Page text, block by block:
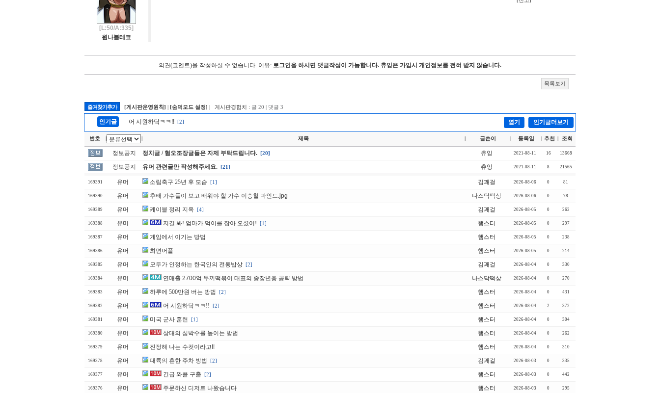
[L:50/A:335]
원나블테코
의견(코멘트)을 작성하실 수 없습니다. 이유: 로그인을 하시면 댓글작성이 가능합니다. 츄잉은 가입시 개인정보를 전혀 받지 않습니다.
목록보기
즐겨찾기추가 [게시판운영원칙] | [숨덕모드 설정] | 게시판경험치 : 글 20 | 댓글 3
인기글 어 시원하닼ㅋㅋ!! [2] 열기 인기글더보기
번호 제목 글쓴이 등록일 추천 조회
정보공지 정치글 / 혐오조장글들은 자제 부탁드립니다. [20] 츄잉 2021-08-11 16 13668
정보공지 유머 관련글만 작성해주세요. [21] 츄잉 2021-08-11 8 21565
169391 유머 소림축구 25년 후 모습 [1] 김괘걸 2026-08-06 0 81
169390 유머 후배 가수들이 보고 배워야 할 가수 이승철 마인드.jpg 나스닥떡상 2026-08-06 0 78
169389 유머 케이블 정리 지옥 [4] 김괘걸 2026-08-05 0 262
169388 유머 저길 봐! 엄마가 먹이를 잡아 오셨어! [1] 햄스터 2026-08-05 0 297
169387 유머 게임에서 이기는 방법 햄스터 2026-08-05 0 238
169386 유머 최면어플 햄스터 2026-08-05 0 214
169385 유머 모두가 인정하는 한국인의 전통밥상 [2] 김괘걸 2026-08-04 0 330
169384 유머 연매출 2700억 두끼떡볶이 대표의 중장년층 공략 방법 나스닥떡상 2026-08-04 0 270
169383 유머 하루에 500만원 버는 방법 [2] 햄스터 2026-08-04 0 431
169382 유머 어 시원하닼ㅋㅋ!! [2] 햄스터 2026-08-04 2 372
169381 유머 미국 군사 훈련 [1] 햄스터 2026-08-04 0 304
169380 유머 상대의 심박수를 높이는 방법 햄스터 2026-08-04 0 262
169379 유머 진정해 나는 수컷이라고!! 햄스터 2026-08-04 0 310
169378 유머 대륙의 흔한 주차 방법 [2] 김괘걸 2026-08-03 0 335
169377 유머 긴급 와플 구출 [2] 햄스터 2026-08-03 0 442
169376 유머 주문하신 디저트 나왔습니다 햄스터 2026-08-03 0 295